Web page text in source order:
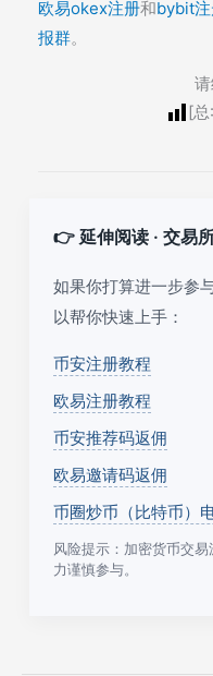
欧易okex注册和bybit
报群。
[总:
👉 延伸阅读 · 交易
如果你打算进一步参
以帮你快速上手：
币安注册教程
欧易注册教程
币安推荐码返佣
欧易邀请码返佣
币圈炒币（比特币）
风险提示：加密货币交
力谨慎参与。